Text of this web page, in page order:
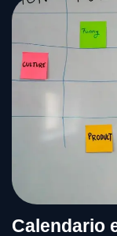
Calendario